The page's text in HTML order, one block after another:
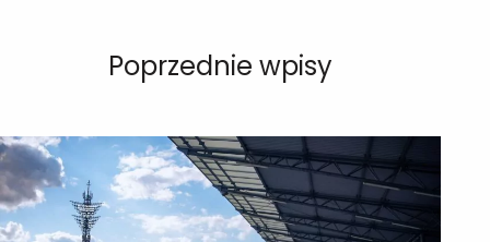
Poprzednie wpisy